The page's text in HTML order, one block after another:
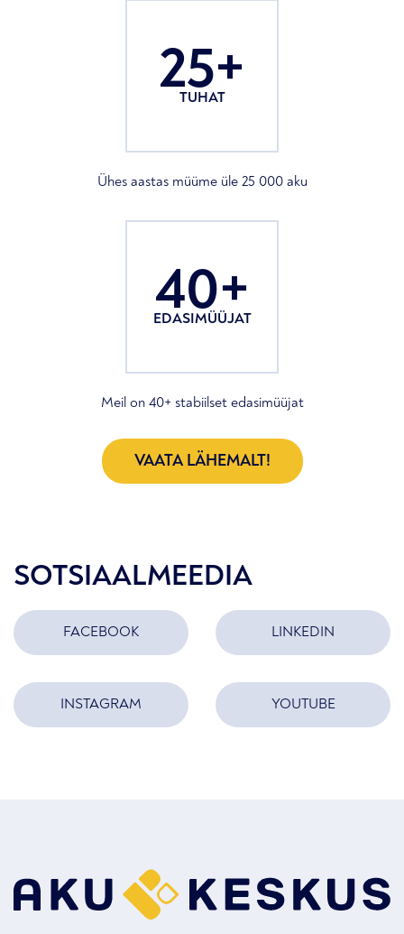
25+
TUHAT
Ühes aastas müüme üle 25 000 aku
40+
EDASIMÜÜJAT
Meil on 40+ stabiilset edasimüüjat
VAATA LÄHEMALT!
SOTSIAALMEEDIA
FACEBOOK LINKEDIN
INSTAGRAM YOUTUBE